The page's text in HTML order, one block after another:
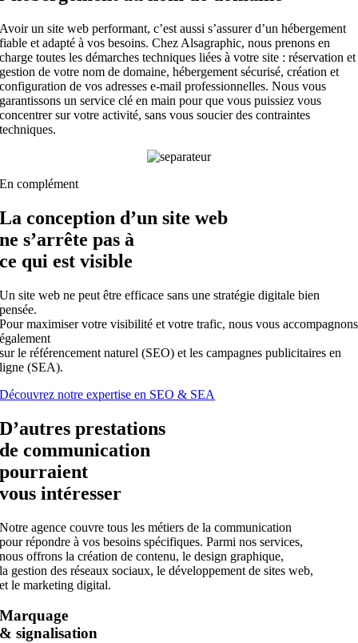
Avoir un site web performant, c’est aussi s’assurer d’un hébergement
fiable et adapté à vos besoins. Chez Alsagraphic, nous prenons en
charge toutes les démarches techniques liées à votre site : réservation et
gestion de votre nom de domaine, hébergement sécurisé, création et
configuration de vos adresses e-mail professionnelles. Nous vous
garantissons un service clé en main pour que vous puissiez vous
concentrer sur votre activité, sans vous soucier des contraintes
techniques.
En complément
La conception d’un site web
ne s’arrête pas à
ce qui est visible
Un site web ne peut être efficace sans une stratégie digitale bien
pensée.
Pour maximiser votre visibilité et votre trafic, nous vous accompagnons
également
sur le référencement naturel (SEO) et les campagnes publicitaires en
ligne (SEA).
Découvrez notre expertise en SEO & SEA
D’autres prestations
de communication
pourraient
vous intéresser
Notre agence couvre tous les métiers de la communication
pour répondre à vos besoins spécifiques. Parmi nos services,
nous offrons la création de contenu, le design graphique,
la gestion des réseaux sociaux, le développement de sites web,
et le marketing digital.
Marquage
& signalisation